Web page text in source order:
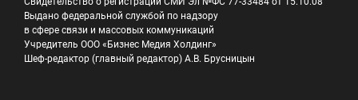
Выдано федеральной службой по надзору
в сфере связи и массовых коммуникаций
Учредитель ООО «Бизнес Медия Холдинг»
Шеф-редактор (главный редактор) А.В. Брусницын